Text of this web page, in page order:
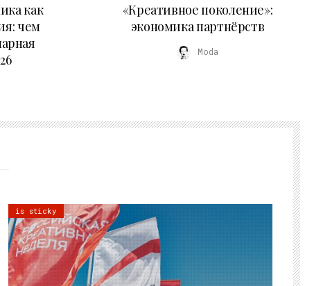
как
чем
«Креативное поколение»:
экономика партнёрств
Moda
is sticky